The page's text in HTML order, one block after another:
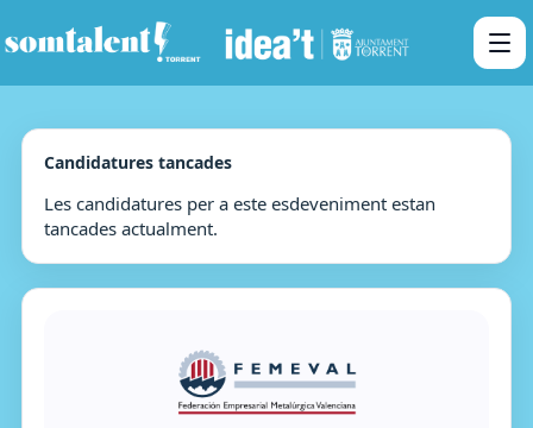
Candidatures tancades
Les candidatures per a este esdeveniment estan
tancades actualment.